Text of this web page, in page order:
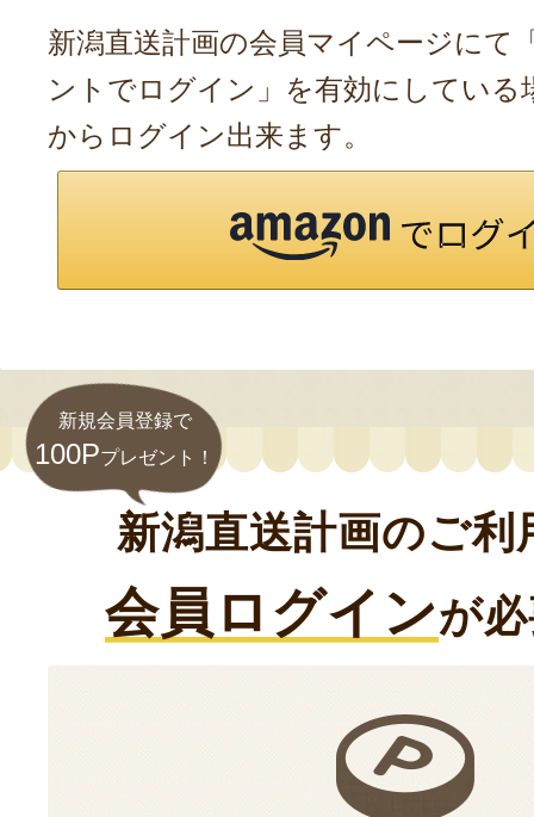
新潟直送計画の会員マイページにて
ントでログイン」を有効にしている
からログイン出来ます。
新規会員登録で
100Pプレゼント！
新潟直送計画のご利
会員ログインが